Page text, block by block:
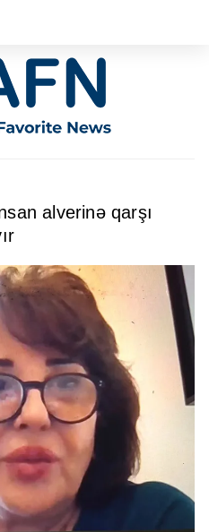
alverinə qarşı